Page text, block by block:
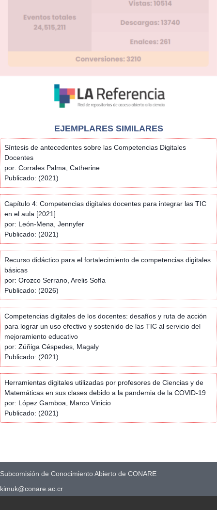
EJEMPLARES SIMILARES
Síntesis de antecedentes sobre las Competencias Digitales
Docentes
por: Corrales Palma, Catherine
Publicado: (2021)
Capítulo 4: Competencias digitales docentes para integrar las TIC
en el aula [2021]
por: León-Mena, Jennyfer
Publicado: (2021)
Recurso didáctico para el fortalecimiento de competencias digitales
básicas
por: Orozco Serrano, Arelis Sofía
Publicado: (2026)
Competencias digitales de los docentes: desafíos y ruta de acción
para lograr un uso efectivo y sostenido de las TIC al servicio del
mejoramiento educativo
por: Zúñiga Céspedes, Magaly
Publicado: (2021)
Herramientas digitales utilizadas por profesores de Ciencias y de
Matemáticas en sus clases debido a la pandemia de la COVID-19
por: López Gamboa, Marco Vinicio
Publicado: (2021)
Subcomisión de Conocimiento Abierto de CONARE
kimuk@conare.ac.cr